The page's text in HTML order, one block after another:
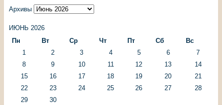
Архивы
ИЮНЬ 2026
Пн
Вт Ср Чт Пт Сб
Вс
1
2 3 4 5 6
7
8
9 10 11 12 13
14
15
16 17 18 19 20
21
22
23 24 25 26 27
28
29
30